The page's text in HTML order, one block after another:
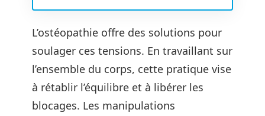
L’ostéopathie offre des solutions pour
soulager ces tensions. En travaillant sur
l’ensemble du corps, cette pratique vise
à rétablir l’équilibre et à libérer les
blocages. Les manipulations